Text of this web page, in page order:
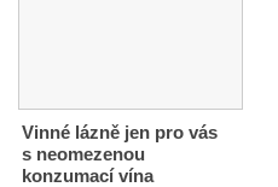
Vinné lázně jen pro vás
s neomezenou
konzumací vína